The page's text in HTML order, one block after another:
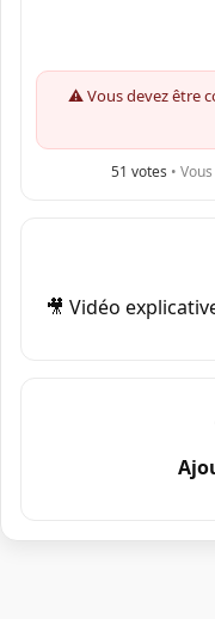
⚠️ Vous devez être
51 votes •
🎥 Vidéo